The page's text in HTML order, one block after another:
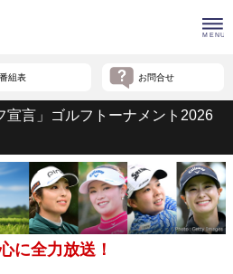
番組表 お問合せ
宣言」ゴルフトーナメント2026
に全力放送！